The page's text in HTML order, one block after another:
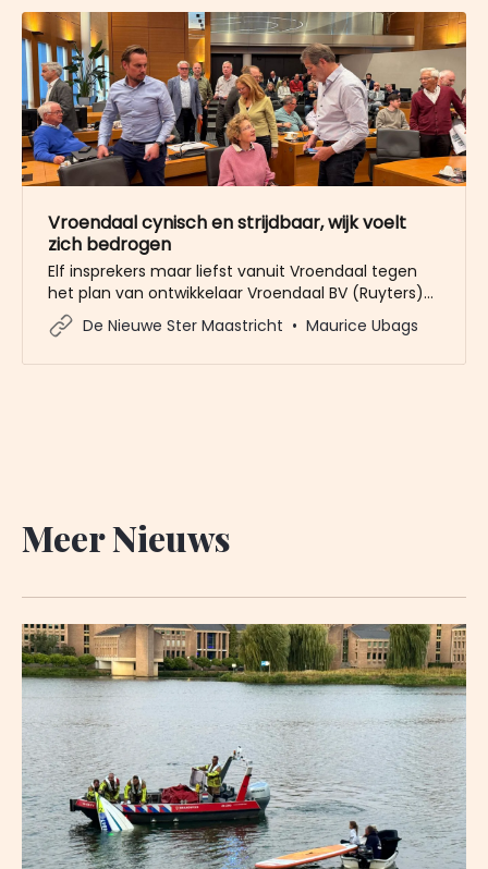
Vroendaal cynisch en strijdbaar, wijk voelt
zich bedrogen
Elf insprekers maar liefst vanuit Vroendaal tegen
het plan van ontwikkelaar Vroendaal BV (Ruyters)
om 64 appartementen en 2 woningen te bouwen
op de plek van de voormalige autosloperij
Remmers aan de Rijksweg. Een heet avondje om
De Nieuwe Ster Maastricht Maurice Ubags
Meer Nieuws